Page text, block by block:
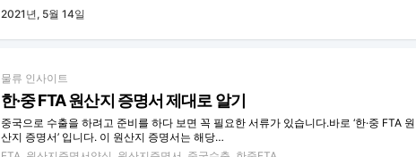
2021년, 5월 14일
물류 인사이트
한·중 FTA 원산지 증명서 제대로 알기
중국으로 수출을 하려고 준비를 하다 보면 꼭 필요한 서류가 있습니다.바로 ‘한·중 FTA 원
산지 증명서’ 입니다. 이 원산지 증명서는 해당…